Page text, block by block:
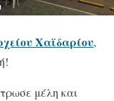
Χαϊδαρίου,
μέλη και